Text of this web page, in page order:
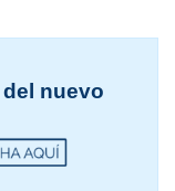
nuevo